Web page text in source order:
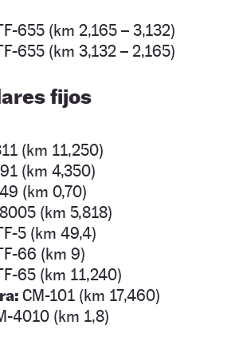
655 (km 2,165 – 3,132)
655 (km 3,132 – 2,165)
fijos
(km 11,250)
(km 4,350)
(km 0,70)
(km 5,818)
5 (km 49,4)
66 (km 9)
65 (km 11,240)
CM-101 (km 17,460)
4010 (km 1,8)